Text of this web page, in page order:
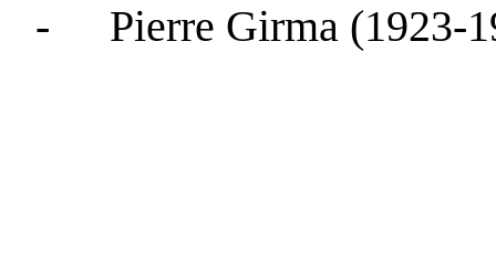
-
Pierre Girma(1923-